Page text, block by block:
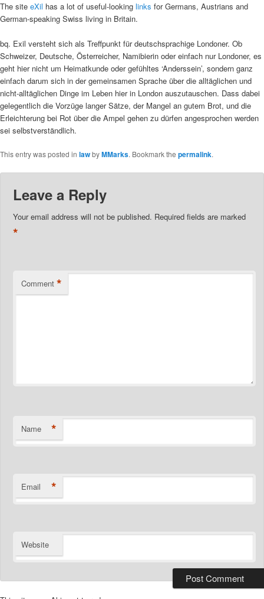
The site eXil has a lot of useful-looking links for Germans, Austrians and
German-speaking Swiss living in Britain.
bq. Exil versteht sich als Treffpunkt für deutschsprachige Londoner. Ob
Schweizer, Deutsche, Österreicher, Namibierin oder einfach nur Londoner, es
geht hier nicht um Heimatkunde oder gefühltes ‘Anderssein’, sondern ganz
einfach darum sich in der gemeinsamen Sprache über die alltäglichen und
nicht-alltäglichen Dinge im Leben hier in London auszutauschen. Dass dabei
gelegentlich die Vorzüge langer Sätze, der Mangel an gutem Brot, und die
Erleichterung bei Rot über die Ampel gehen zu dürfen angesprochen werden
sei selbstverständlich.
This entry was posted in lawbyMMarks. Bookmark the permalink.
Leave a Reply
Your email address will not be published. Required fields are marked
*
Comment *
Name *
Email *
Website